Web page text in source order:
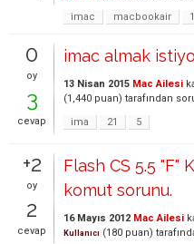
imac
macbookair
0
oy
3
cevap
imac almak
13 Nisan 2015 Mac Ailesi
(1,440 puan) tarafından
ima
21 5
+2
oy
2
cevap
Flash CS 5.5 "F"
komut sorunu.
16 Mayıs 2012 Mac Ailesi
Kullanıcı (180 puan)